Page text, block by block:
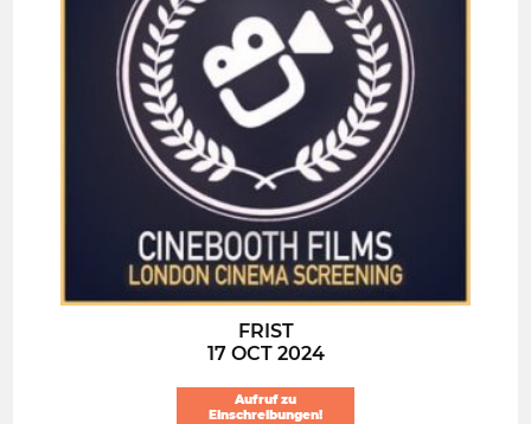
FRIST
17 OCT 2024
Aufruf zu
Einschreibungen!